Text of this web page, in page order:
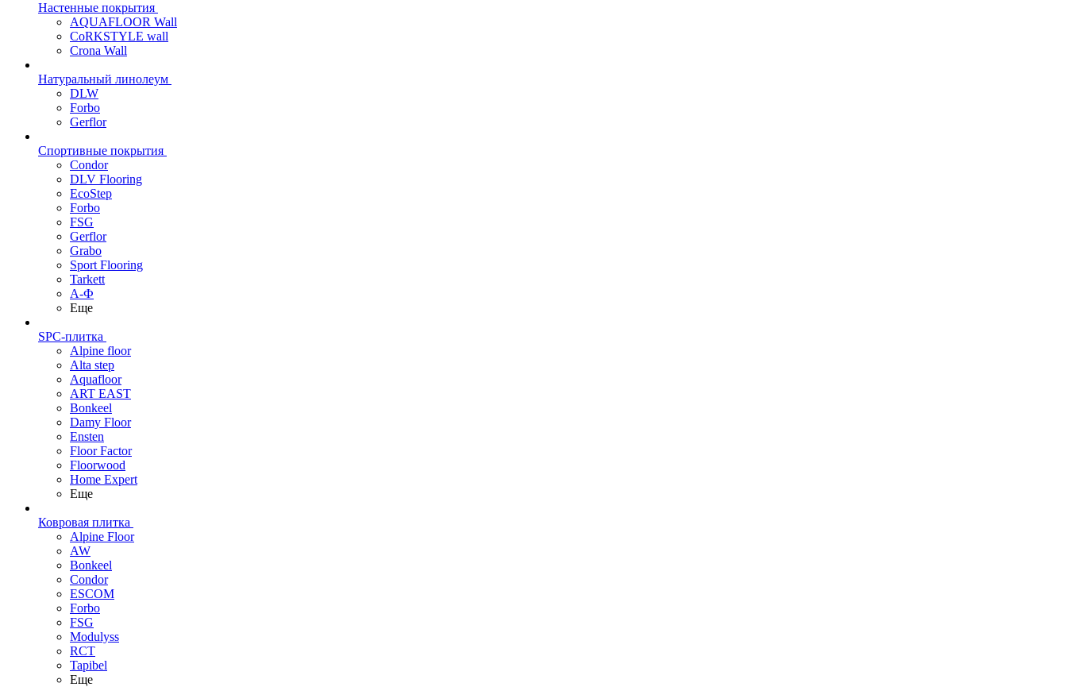
Настенные покрытия
AQUAFLOOR Wall
CoRKSTYLE wall
Crona Wall
Натуральный линолеум
DLW
Forbo
Gerflor
Спортивные покрытия
Condor
DLV Flooring
EcoStep
Forbo
FSG
Gerflor
Grabo
Sport Flooring
Tarkett
А-Ф
Еще
SPC-плитка
Alpine floor
Alta step
Aquafloor
ART EAST
Bonkeel
Damy Floor
Ensten
Floor Factor
Floorwood
Home Expert
Еще
Ковровая плитка
Alpine Floor
AW
Bonkeel
Condor
ESCOM
Forbo
FSG
Modulyss
RCT
Tapibel
Еще